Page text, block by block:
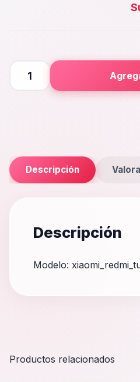
Microfono – Sensor
Placa Principal
Turbo
Descripción
Descripción
Modelo:
Productos relacionados